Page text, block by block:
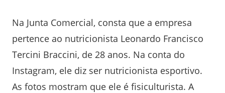
Na Junta Comercial, consta que a empresa
pertence ao nutricionista Leonardo Francisco
Tercini Braccini, de 28 anos. Na conta do
Instagram, ele diz ser nutricionista esportivo.
As fotos mostram que ele é fisiculturista. A